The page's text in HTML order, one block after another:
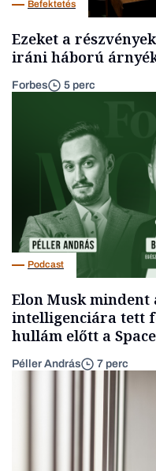
Befektetés
Ezeket a
iráni háború
Forbes 5 perc
Podcast
Elon Musk mindent
intelligenciára tett
hullám előtt a
Péller András 7 perc